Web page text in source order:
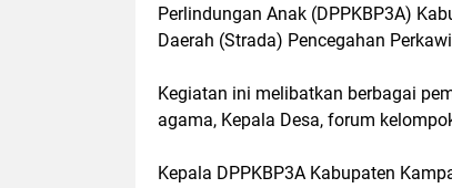
Perlindungan Anak (DPPKBP3A)
Daerah (Strada) Pencegahan
Kegiatan ini melibatkan berbagai
agama, Kepala Desa, forum
Kepala DPPKBP3A Kabupaten